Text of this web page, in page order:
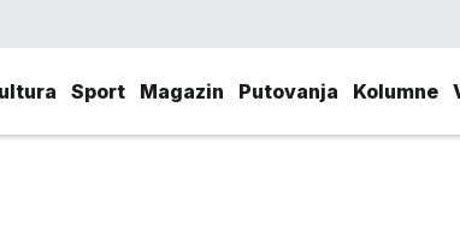
Sport Magazin Putovanja Kolumne